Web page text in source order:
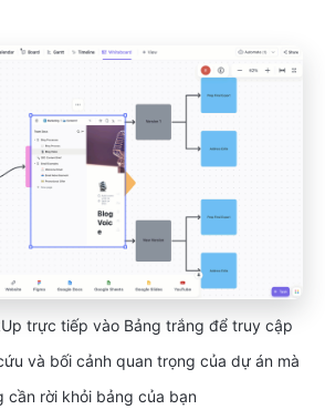
trực tiếp vào Bảng trắng để truy cập
và bối cảnh quan trọng của dự án mà
cần rời khỏi bảng của bạn